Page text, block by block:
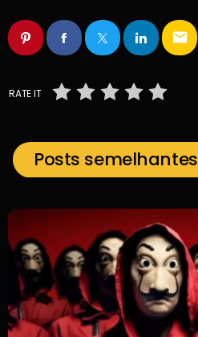
email
RATE IT
Posts semelhantes